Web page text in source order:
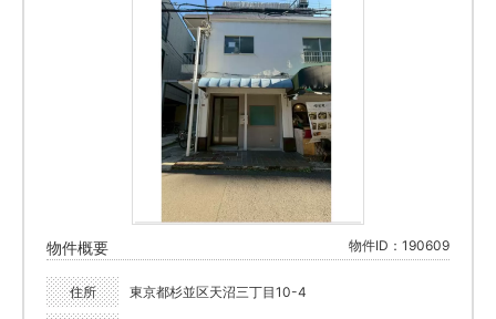
物件概要 物件ID：190609
住所 東京都杉並区天沼三丁目10-4